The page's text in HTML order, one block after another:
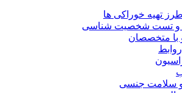
تهیه خوراکی ها
و تست شخصیت شناسی
متخصصان
و سلامت جنسی